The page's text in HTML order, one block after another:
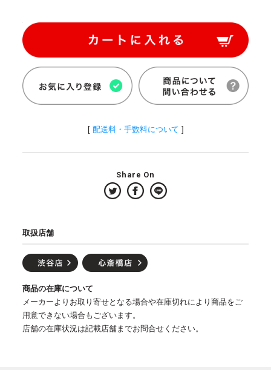
[ 配送料・手数料について ]
Share On
取扱店舗
商品の在庫について
メーカーよりお取り寄せとなる場合や在庫切れにより商品をご
用意できない場合もございます。
店舗の在庫状況は記載店舗までお問合せください。